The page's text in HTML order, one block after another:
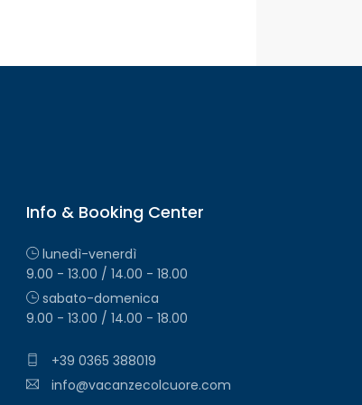
Info & Booking Center
lunedì-venerdì
9.00 - 13.00 / 14.00 - 18.00
sabato-domenica
9.00 - 13.00 / 14.00 - 18.00
+39 0365 388019
info@vacanzecolcuore.com